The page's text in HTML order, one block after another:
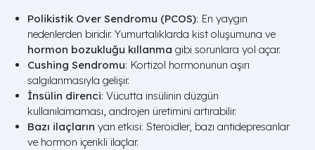
Polikistik Over Sendromu (PCOS): En yaygın
nedenlerden biridir. Yumurtalıklarda kist oluşumuna ve
hormon bozukluğu kıllanma gibi sorunlara yol açar.
Cushing Sendromu: Kortizol hormonunun aşırı
salgılanmasıyla gelişir.
İnsülin direnci: Vücutta insülinin düzgün
kullanılamaması, androjen üretimini artırabilir.
Bazı ilaçların yan etkisi: Steroidler, bazı antidepresanlar
ve hormon içerikli ilaçlar.